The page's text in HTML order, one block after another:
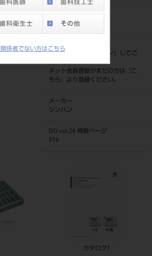
関係者でない方はこちら
JAN/EANコード
4560266526417
標準価格
価格の確認は『
ログイン
』してご
覧ください。
ネット会員登録がまだの方は『
こ
ちら
』より登録ください。
メーカー
シンハン
DO vol.26 掲載ページ
316
カタログ1